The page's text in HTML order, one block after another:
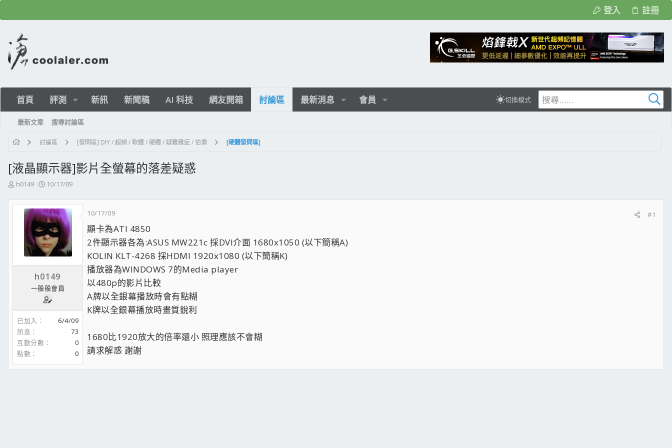
登入 註冊
首頁 評測 新訊 新聞稿 AI 科技 網友開箱 討論區 最新消息 會員 切換模式
最新文章 搜尋討論區
討論區 [發問區] DIY / 超頻 / 軟體 / 硬體 / 疑難雜症 / 估價 [硬體發問區]
[液晶顯示器]影片全螢幕的落差疑惑
主
發
h0149
開
日
期
10/17/09
h0149
一般般會員
已加入
6/4/09
訊息
73
互動分數
0
點數
0
10/17/09 #1
顯卡為ATI 4850
2件顯示器各為:ASUS MW221c 採DVI介面 1680x1050 (以下簡稱A)
KOLIN KLT-4268 採HDMI 1920x1080 (以下簡稱K)
播放器為WINDOWS 7的Media player
以480p的影片比較
A牌以全銀幕播放時會有點糊
K牌以全銀幕播放時畫質銳利
1680比1920放大的倍率還小 照理應該不會糊
請求解惑 謝謝